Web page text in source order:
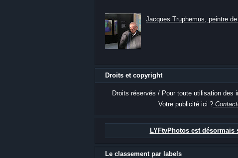
Jacques Truphemus, peintre
Droits et copyright
Droits réservés / Pour toute utilisation des
Votre publicité ici ?
LYFtvPhotos est désormais
Le classement par labels